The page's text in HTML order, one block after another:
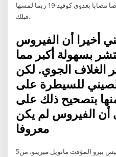
خاصة في الأماكن العامة، لأن شخصا مصابا بعدوى كوفيد-19 ربما لمسها
قبلك.
أن الفيروس
بسهولة أكبر مما
الغلاف الجوي. لكن
للسيطرة على
بتصحيح ذلك على
أن الفيروس لم يكن
معروفا
5‏‏/6‏‏/1442 بعد الهجرة استقال رئيس بيرو المؤقت مانويل ميرينو، من